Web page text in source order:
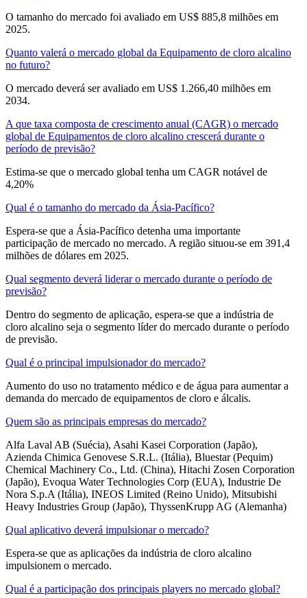
O tamanho do mercado foi avaliado em US$ 885,8 milhões em
2025.
Quanto valerá o mercado global da Equipamento de cloro alcalino
no futuro?
O mercado deverá ser avaliado em US$ 1.266,40 milhões em
2034.
A que taxa composta de crescimento anual (CAGR) o mercado
global de Equipamentos de cloro alcalino crescerá durante o
período de previsão?
Estima-se que o mercado global tenha um CAGR notável de
4,20%
Qual é o tamanho do mercado da Ásia-Pacífico?
Espera-se que a Ásia-Pacífico detenha uma importante
participação de mercado no mercado. A região situou-se em 391,4
milhões de dólares em 2025.
Qual segmento deverá liderar o mercado durante o período de
previsão?
Dentro do segmento de aplicação, espera-se que a indústria de
cloro alcalino seja o segmento líder do mercado durante o período
de previsão.
Qual é o principal impulsionador do mercado?
Aumento do uso no tratamento médico e de água para aumentar a
demanda do mercado de equipamentos de cloro e álcalis.
Quem são as principais empresas do mercado?
Alfa Laval AB (Suécia), Asahi Kasei Corporation (Japão),
Azienda Chimica Genovese S.R.L. (Itália), Bluestar (Pequim)
Chemical Machinery Co., Ltd. (China), Hitachi Zosen Corporation
(Japão), Evoqua Water Technologies Corp (EUA), Industrie De
Nora S.p.A (Itália), INEOS Limited (Reino Unido), Mitsubishi
Heavy Industries Group (Japão), ThyssenKrupp AG (Alemanha)
Qual aplicativo deverá impulsionar o mercado?
Espera-se que as aplicações da indústria de cloro alcalino
impulsionem o mercado.
Qual é a participação dos principais players no mercado global?